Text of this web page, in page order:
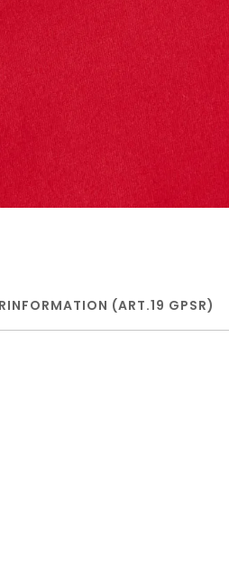
(ART.19 GPSR)